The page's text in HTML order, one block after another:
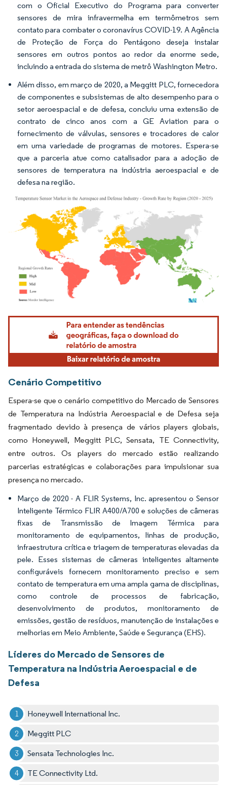
com o Oficial Executivo do Programa para converter
sensores de mira infravermelha em termômetros sem
contato para combater o coronavírus COVID-19. A Agência
de Proteção de Força do Pentágono deseja instalar
sensores em outros pontos ao redor da enorme sede,
incluindo a entrada do sistema de metrô Washington Metro.
Além disso, em março de 2020, a Meggitt PLC, fornecedora
de componentes e subsistemas de alto desempenho para o
setor aeroespacial e de defesa, concluiu uma extensão de
contrato de cinco anos com a GE Aviation para o
fornecimento de válvulas, sensores e trocadores de calor
em uma variedade de programas de motores. Espera-se
que a parceria atue como catalisador para a adoção de
sensores de temperatura na indústria aeroespacial e de
defesa na região.
Imagem © Mordor Intelligence. O reuso requer atribuição conforme CC BY 4.0.
Cenário Competitivo
Espera-se que o cenário competitivo do Mercado de Sensores
de Temperatura na Indústria Aeroespacial e de Defesa seja
fragmentado devido à presença de vários players globais,
como Honeywell, Meggitt PLC, Sensata, TE Connectivity,
entre outros. Os players do mercado estão realizando
parcerias estratégicas e colaborações para impulsionar sua
presença no mercado.
Março de 2020 - A FLIR Systems, Inc. apresentou o Sensor
Inteligente Térmico FLIR A400/A700 e soluções de câmeras
fixas de Transmissão de Imagem Térmica para
monitoramento de equipamentos, linhas de produção,
infraestrutura crítica e triagem de temperaturas elevadas da
pele. Esses sistemas de câmeras inteligentes altamente
configuráveis fornecem monitoramento preciso e sem
contato de temperatura em uma ampla gama de disciplinas,
como controle de processos de fabricação,
desenvolvimento de produtos, monitoramento de
emissões, gestão de resíduos, manutenção de instalações e
melhorias em Meio Ambiente, Saúde e Segurança (EHS).
Líderes do Mercado de Sensores de
Temperatura na Indústria Aeroespacial e de
Defesa
Honeywell International Inc.
Meggitt PLC
Sensata Technologies Inc.
TE Connectivity Ltd.